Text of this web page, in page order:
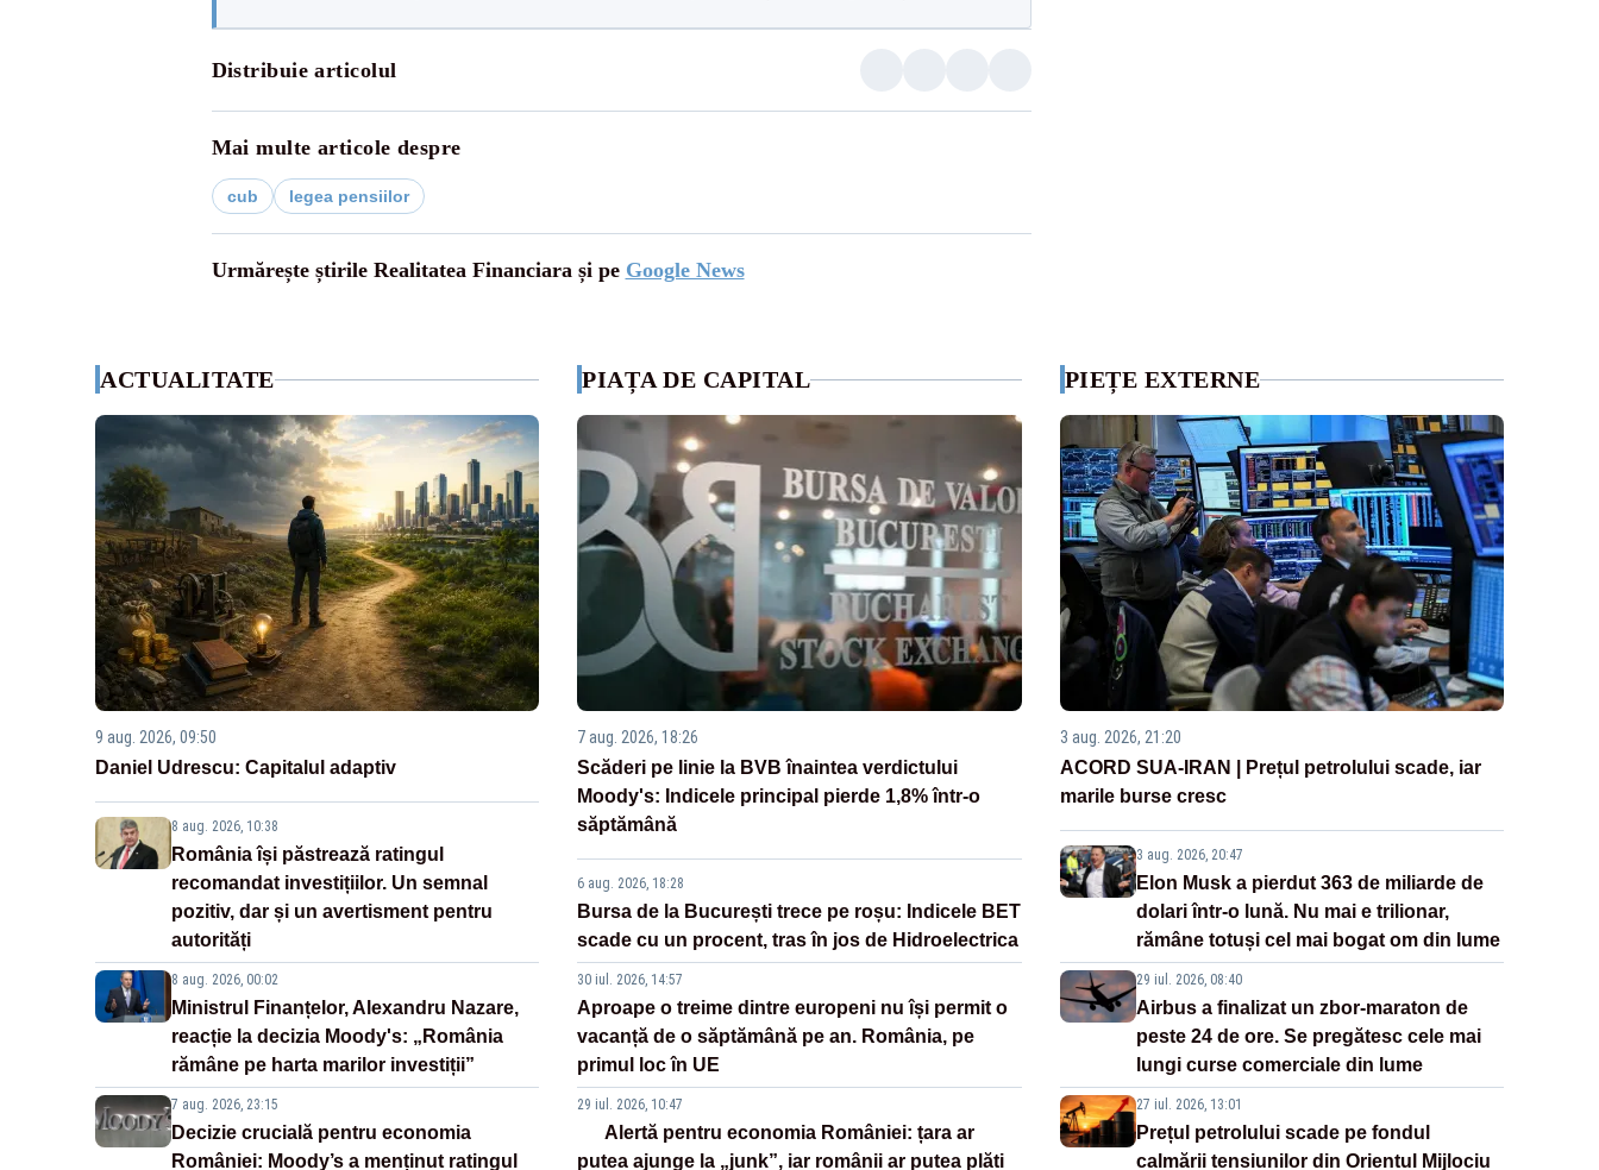
Distribuie articolul
Mai multe articole despre
cub legea pensiilor
Urmărește știrile Realitatea Financiara și pe Google News
ACTUALITATE
9 aug. 2026, 09:50
Daniel Udrescu: Capitalul adaptiv
8 aug. 2026, 10:38
România își păstrează ratingul
recomandat investițiilor. Un semnal
pozitiv, dar și un avertisment pentru
autorități
8 aug. 2026, 00:02
Ministrul Finanțelor, Alexandru Nazare,
reacție la decizia Moody's: „România
rămâne pe harta marilor investiții”
7 aug. 2026, 23:15
Decizie crucială pentru economia
României: Moody’s a menținut ratingul
PIAȚA DE CAPITAL
7 aug. 2026, 18:26
Scăderi pe linie la BVB înaintea verdictului
Moody's: Indicele principal pierde 1,8% într-o
săptămână
6 aug. 2026, 18:28
Bursa de la București trece pe roșu: Indicele BET
scade cu un procent, tras în jos de Hidroelectrica
30 iul. 2026, 14:57
Aproape o treime dintre europeni nu își permit o
vacanță de o săptămână pe an. România, pe
primul loc în UE
29 iul. 2026, 10:47
Alertă pentru economia României: țara ar
putea ajunge la „junk”, iar românii ar putea plăti
PIEȚE EXTERNE
3 aug. 2026, 21:20
ACORD SUA-IRAN | Prețul petrolului scade, iar
marile burse cresc
3 aug. 2026, 20:47
Elon Musk a pierdut 363 de miliarde de
dolari într-o lună. Nu mai e trilionar,
rămâne totuși cel mai bogat om din lume
29 iul. 2026, 08:40
Airbus a finalizat un zbor-maraton de
peste 24 de ore. Se pregătesc cele mai
lungi curse comerciale din lume
27 iul. 2026, 13:01
Prețul petrolului scade pe fondul
calmării tensiunilor din Orientul Mijlociu